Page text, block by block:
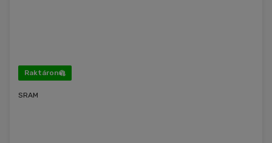
Raktáron
SRAM